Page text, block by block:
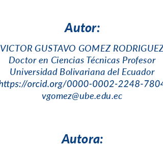
Autor:
VICTOR GUSTAVO GOMEZ RODRIGUE
Doctor en Ciencias Técnicas Profesor
Universidad Bolivariana del Ecuador
vgomez@ube.edu .ec
Autora: